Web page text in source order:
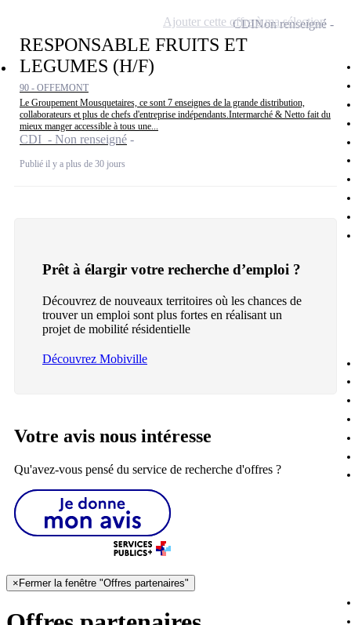
RESPONSABLE FRUITS ET
LEGUMES (H/F)
90 - OFFEMONT
Le Groupement Mousquetaires, ce sont 7 enseignes de la grande distribution,
collaborateurs et plus de chefs d'entreprise indépendants.Intermarché & Netto fait du
mieux manger accessible à tous une...
CDI - Non renseigné
Publié il y a plus de 30 jours
CDINon renseigné
Ajouter cette offre à ma sélection
Prêt à élargir votre recherche d’emploi ?
Découvrez de nouveaux territoires où les chances de
trouver un emploi sont plus fortes en réalisant un
projet de mobilité résidentielle
Découvrez Mobiville
Votre avis nous intéresse
Qu'avez-vous pensé du service de recherche d'offres ?
× Fermer la fenêtre "Offres partenaires"